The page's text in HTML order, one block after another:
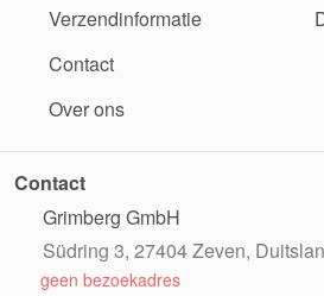
Verzendinformatie
Contact
Over ons
Contact
Grimberg GmbH
Südring 3, 27404 Zeven,
geen bezoekadres